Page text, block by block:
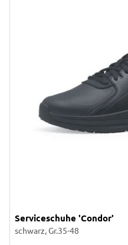
Serviceschuhe 'Condor'
schwarz, Gr.35-48